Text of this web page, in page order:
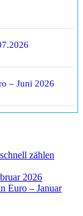
– Juni 2026
zählen
2026
Euro – Januar